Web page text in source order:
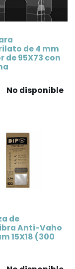
de 4 mm
de 95X73 con
No disponible
de
Anti-Vaho
15X18 (300